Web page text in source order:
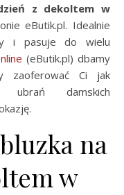
z dekoltem w
eButik.pl. Idealnie
i pasuje do wielu
(eButik.pl) dbamy
zaoferować Ci jak
ubrań damskich
na
w